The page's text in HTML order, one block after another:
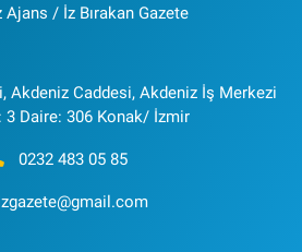
/ İz Bırakan Gazete
Akdeniz Caddesi, Akdeniz İş Merkezi
3 Daire: 306 Konak/ İzmir
0232 483 05 85